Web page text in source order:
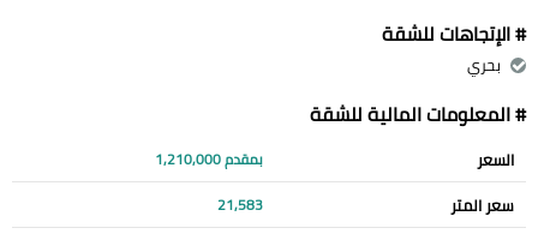
# الإتجاهات للشقة
بحري
# المعلومات المالية للشقة
السعر بمقدم 1,210,000
سعر المتر 21,583